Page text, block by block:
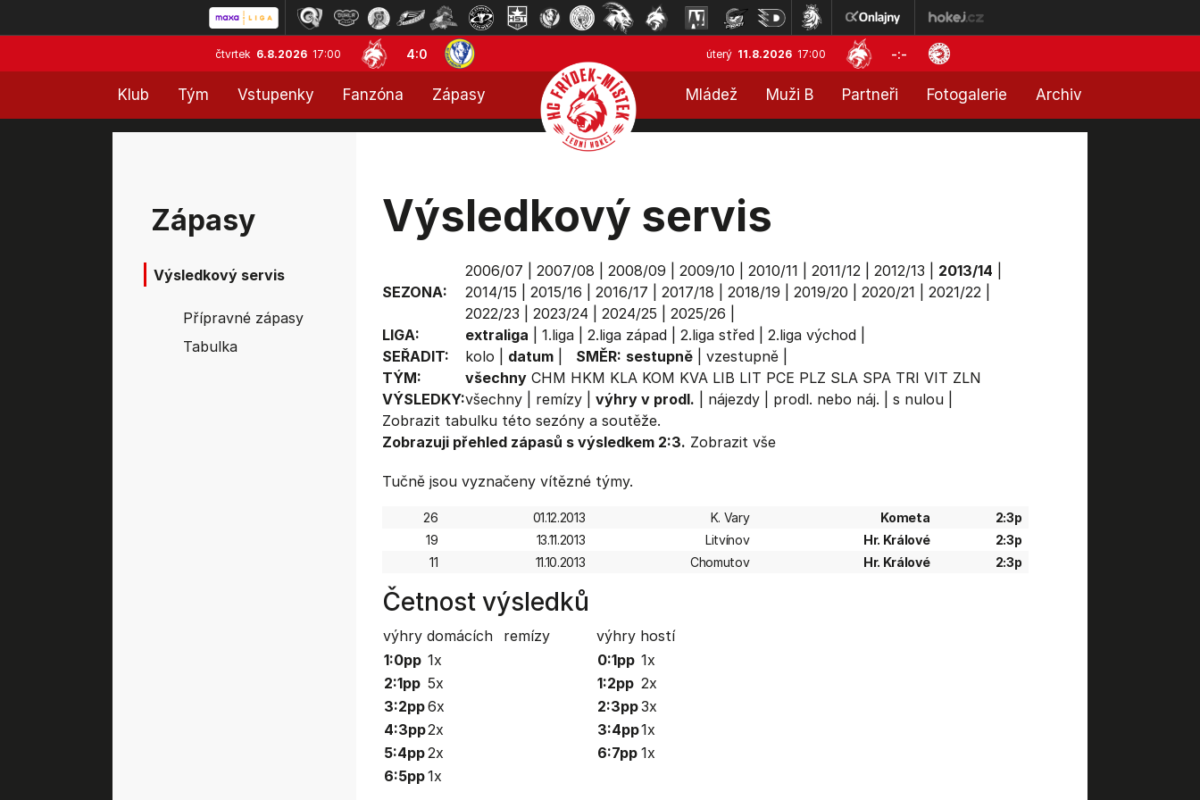
čtvrtek 6.8.2026 17:00 4:0 úterý 11.8.2026 17:00 -:-
Klub Tým Vstupenky Fanzóna Zápasy Mládež Muži B Partneři Fotogalerie Archiv
Zápasy
Výsledkový servis
Přípravné zápasy
Tabulka
Výsledkový servis
SEZONA:
2006/07 2007/08 2008/09 2009/10 2010/11 2011/12| 2012/13 2013/14
2014/15
2015/16 2016/17 2017/18 2018/19 2019/20 2020/21 2021/22|
2022/23
2023/24 2024/25 2025/26
LIGA:
extraliga 1.liga| 2.liga západ| 2.liga střed| 2.liga východ|
SEŘADIT:
kolo datum| SMĚR: sestupně| vzestupně|
TÝM:
všechny CHM HKM KLA KOM KVA LIB LIT PCE PLZ SLA SPA TRI VIT ZLN
VÝSLEDKY:všechny| remízy| výhry v prodl. nájezdy| prodl. nebo náj. s nulou|
Zobrazit tabulkutéto sezóny a soutěže.
Zobrazuji přehled zápasů s výsledkem 2:3. Zobrazit vše
Tučně jsou vyznačeny vítězné týmy.
26 01.12.2013 K. Vary Kometa
2:3p
19
13.11.2013 Litvínov Hr. Králové
2:3p
11
11.10.2013 Chomutov Hr. Králové 2:3p
Četnost výsledků
výhry domácích remízy
výhry hostí
1:0pp 1x
2:1pp 5x
3:2pp6x
4:3pp2x
5:4pp2x
6:5pp1x
0:1pp 1x
1:2pp 2x
2:3pp3x
3:4pp1x
6:7pp 1x